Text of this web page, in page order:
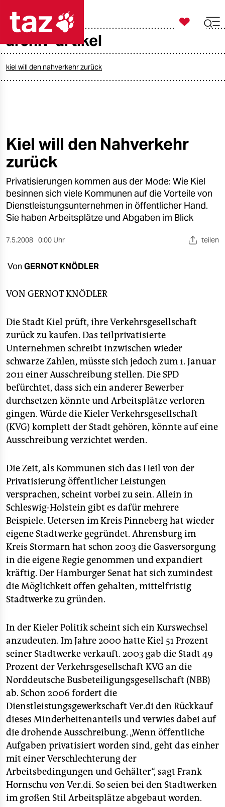
taz zahl ich
öko
gesellschaft
kultur
sport
wahrheit
verlag
veranstaltungen
shop
fragen & hilfe
unterstützen
abo
genossenschaft

taz zahl ich
archiv-artikel
kiel will den nahverkehr zurück
Kiel will den Nahverkehr
zurück
Privatisierungen kommen aus der Mode: Wie Kiel
besinnen sich viele Kommunen auf die Vorteile von
Dienstleistungsunternehmen in öffentlicher Hand.
Sie haben Arbeitsplätze und Abgaben im Blick
7.5.2008 0:00 Uhr teilen
Von GERNOT KNÖDLER
VON GERNOT KNÖDLER
Die Stadt Kiel prüft, ihre Verkehrsgesellschaft
zurück zu kaufen. Das teilprivatisierte
Unternehmen schreibt inzwischen wieder
schwarze Zahlen, müsste sich jedoch zum 1. Januar
2011 einer Ausschreibung stellen. Die SPD
befürchtet, dass sich ein anderer Bewerber
durchsetzen könnte und Arbeitsplätze verloren
gingen. Würde die Kieler Verkehrsgesellschaft
(KVG) komplett der Stadt gehören, könnte auf eine
Ausschreibung verzichtet werden.
Die Zeit, als Kommunen sich das Heil von der
Privatisierung öffentlicher Leistungen
versprachen, scheint vorbei zu sein. Allein in
Schleswig-Holstein gibt es dafür mehrere
Beispiele. Uetersen im Kreis Pinneberg hat wieder
eigene Stadtwerke gegründet. Ahrensburg im
Kreis Stormarn hat schon 2003 die Gasversorgung
in die eigene Regie genommen und expandiert
kräftig. Der Hamburger Senat hat sich zumindest
die Möglichkeit offen gehalten, mittelfristig
Stadtwerke zu gründen.
In der Kieler Politik scheint sich ein Kurswechsel
anzudeuten. Im Jahre 2000 hatte Kiel 51 Prozent
seiner Stadtwerke verkauft. 2003 gab die Stadt 49
Prozent der Verkehrsgesellschaft KVG an die
Norddeutsche Busbeteiligungsgesellschaft (NBB)
ab. Schon 2006 fordert die
Dienstleistungsgewerkschaft Ver.di den Rückkauf
dieses Minderheitenanteils und verwies dabei auf
die drohende Ausschreibung. „Wenn öffentliche
Aufgaben privatisiert worden sind, geht das einher
mit einer Verschlechterung der
Arbeitsbedingungen und Gehälter“, sagt Frank
Hornschu von Ver.di. So seien bei den Stadtwerken
im großen Stil Arbeitsplätze abgebaut worden.